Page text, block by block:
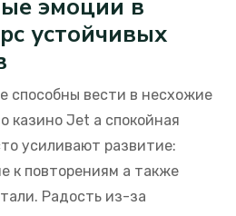
эмоции в
устойчивых
способны вести в несхожие
казино Jet а спокойная
усиливают развитие:
к повторениям а также
Радость из-за